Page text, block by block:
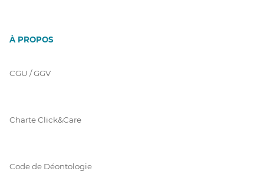
À PROPOS
CGU / GGV
Charte Click&Care
Code de Déontologie